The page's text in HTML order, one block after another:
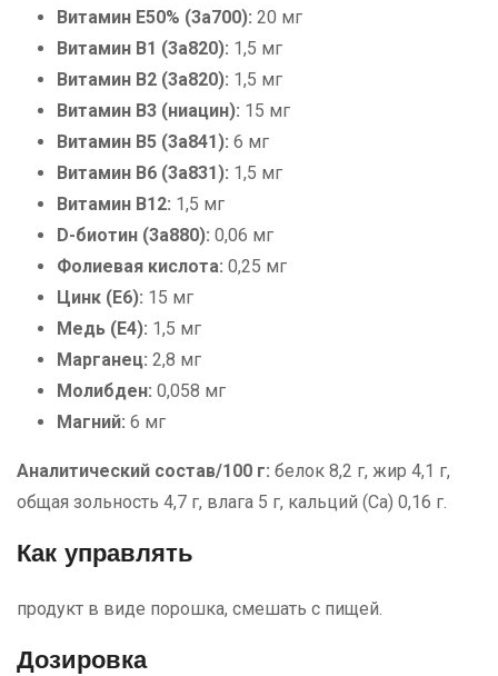
Витамин E50% (3a700): 20 мг
Витамин B1 (3a820): 1,5 мг
Витамин B2 (3a820): 1,5 мг
Витамин B3 (ниацин): 15 мг
Витамин B5 (3a841): 6 мг
Витамин B6 (3a831): 1,5 мг
Витамин B12: 1,5 мг
D-биотин (3a880): 0,06 мг
Фолиевая кислота: 0,25 мг
Цинк (E6): 15 мг
Медь (E4): 1,5 мг
Марганец: 2,8 мг
Молибден: 0,058 мг
Магний: 6 мг
Аналитический состав/100 г: белок 8,2 г, жир 4,1 г,
общая зольность 4,7 г, влага 5 г, кальций (Ca) 0,16 г.
Как управлять
продукт в виде порошка, смешать с пищей.
Дозировка